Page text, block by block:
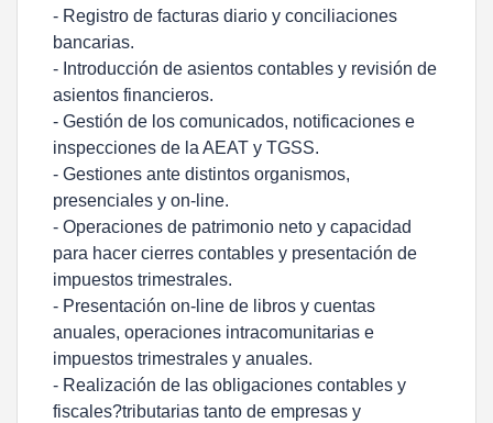
- Registro de facturas diario y conciliaciones
bancarias.
- Introducción de asientos contables y revisión de
asientos financieros.
- Gestión de los comunicados, notificaciones e
inspecciones de la AEAT y TGSS.
- Gestiones ante distintos organismos,
presenciales y on-line.
- Operaciones de patrimonio neto y capacidad
para hacer cierres contables y presentación de
impuestos trimestrales.
- Presentación on-line de libros y cuentas
anuales, operaciones intracomunitarias e
impuestos trimestrales y anuales.
- Realización de las obligaciones contables y
fiscales?tributarias tanto de empresas y